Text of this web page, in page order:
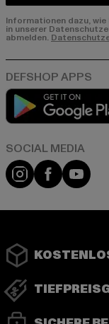
Informationen dazu,
in unserer
abmelden.
Instagram
Facebook